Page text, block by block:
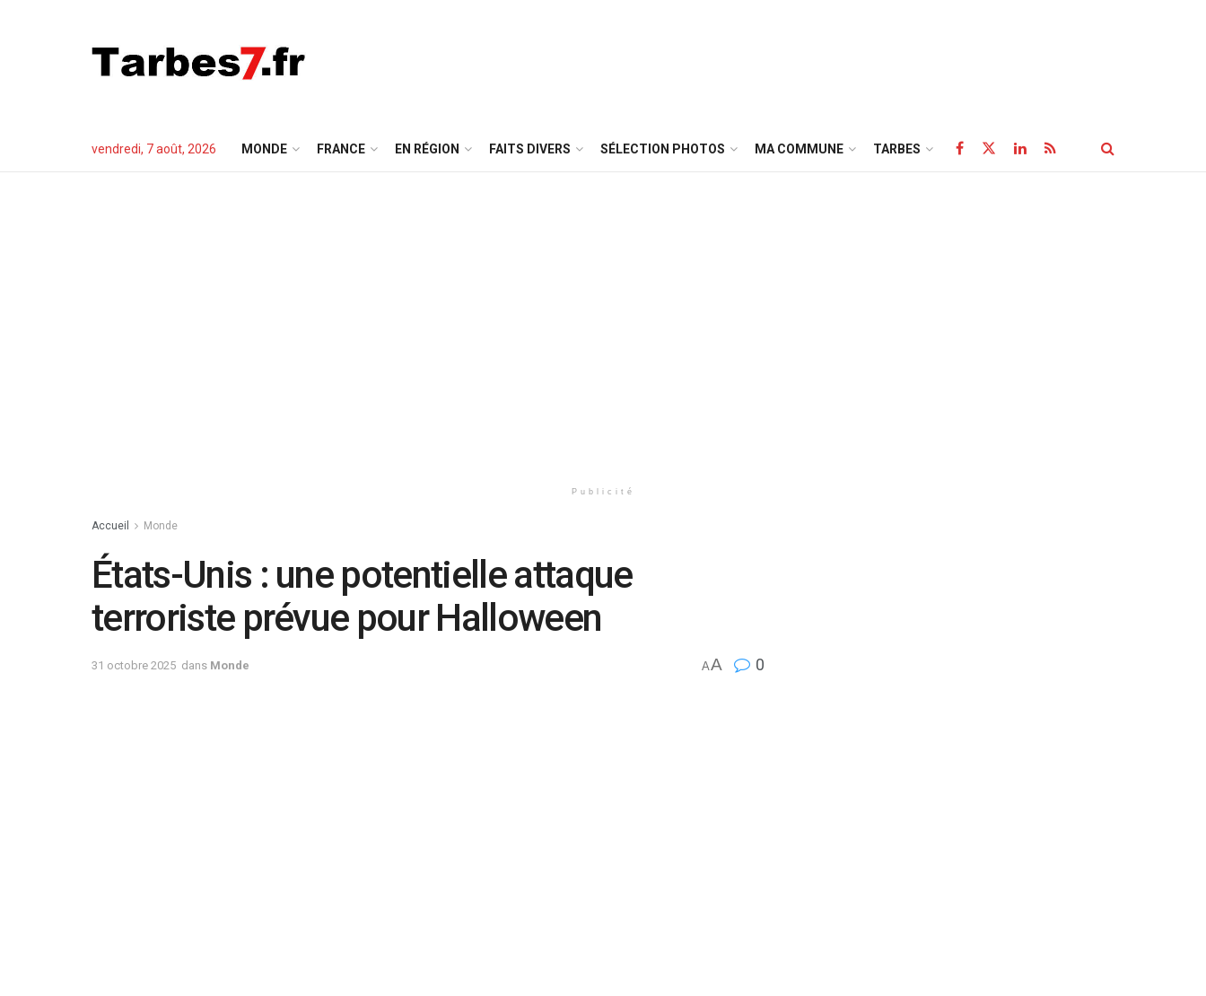
vendredi, 7 août, 2026 MONDE FRANCE EN RÉGION FAITS DIVERS SÉLECTION PHOTOS MA COMMUNE TARBES
Publicité
Accueil Monde
États-Unis : une potentielle attaque
terroriste prévue pour Halloween
31 octobre 2025 dans Monde AA 0